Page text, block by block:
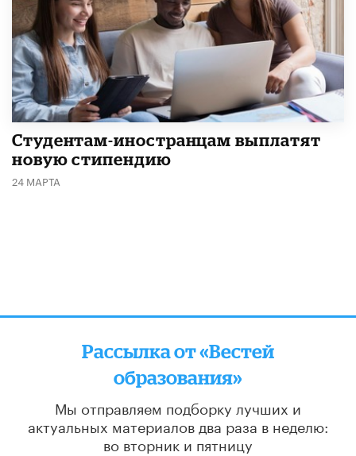
Студентам-иностранцам выплатят
новую стипендию
24 МАРТА
Рассылка от «Вестей
образования»
Мы отправляем подборку лучших и
актуальных материалов два раза в неделю:
во вторник и пятницу